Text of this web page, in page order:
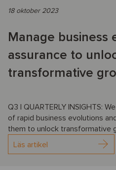
18 oktober 2023
Manage business
assurance to
transformative
Q3 | QUARTERLY INSIGHTS:
of rapid business evolutions
them to unlock transformative
Läs artikel